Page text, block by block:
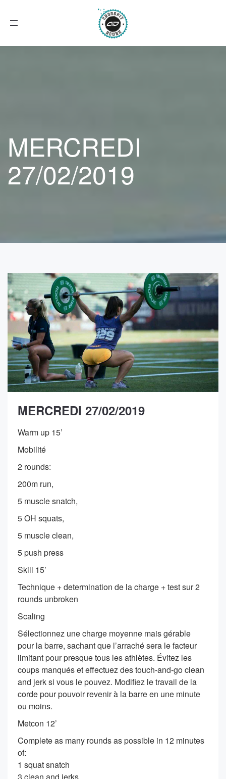
Afficher
MERCREDI
27/02/2019
MERCREDI 27/02/2019
Warm up 15’
Mobilité
2 rounds:
200m run,
5 muscle snatch,
5 OH squats,
5 muscle clean,
5 push press
Skill 15’
Technique + determination de la charge + test sur 2
rounds unbroken
Scaling
Sélectionnez une charge moyenne mais gérable
pour la barre, sachant que l’arraché sera le facteur
limitant pour presque tous les athlètes. Évitez les
coups manqués et effectuez des touch-and-go clean
and jerk si vous le pouvez. Modifiez le travail de la
corde pour pouvoir revenir à la barre en une minute
ou moins.
Metcon 12’
Complete as many rounds as possible in 12 minutes
of:
1 squat snatch